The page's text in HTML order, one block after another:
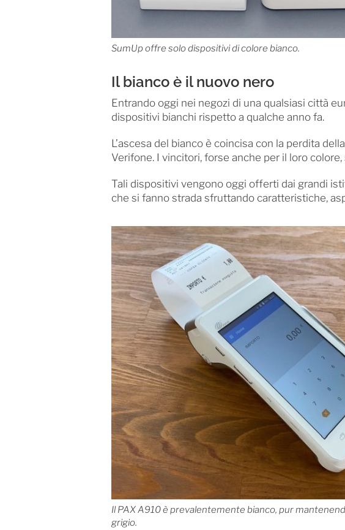
SumUp offre solo dispositivi di colore bianco.
Il bianco è il nuovo nero
Entrando oggi nei negozi di una qualsiasi città
dispositivi bianchi rispetto a qualche anno fa.
L’ascesa del bianco è coincisa con la perdita
Verifone. I vincitori, forse anche per il loro
Tali dispositivi vengono oggi offerti dai grandi
che si fanno strada sfruttando caratteristiche,
Il PAX A910 è prevalentemente bianco, pur
grigio.